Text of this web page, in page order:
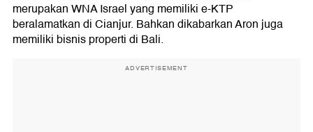
merupakan WNA Israel yang memiliki e-KTP
beralamatkan di Cianjur. Bahkan dikabarkan Aron juga
memiliki bisnis properti di Bali.
ADVERTISEMENT